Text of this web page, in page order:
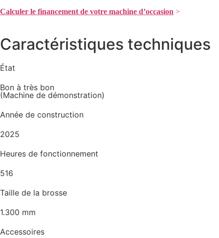
Calculer le financement de votre machine d’occasion >
Caractéristiques techniques
État
Bon à très bon
(Machine de démonstration)
Année de construction
2025
Heures de fonctionnement
516
Taille de la brosse
1.300 mm
Accessoires